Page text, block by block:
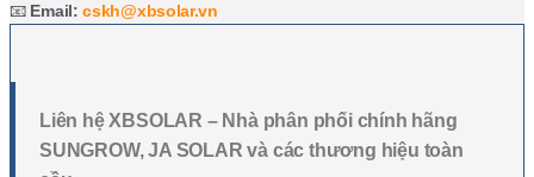
📧 Email: cskh@xbsolar.vn
Liên hệ XBSOLAR – Nhà phân phối chính hãng
SUNGROW, JA SOLAR và các thương hiệu toàn